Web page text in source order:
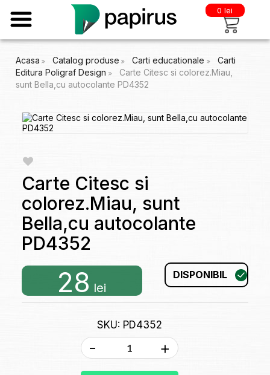
0 lei
Acasa Catalog produse Carti educationale
Carti
Editura Poligraf Design
Carte Citesc si colorez.Miau,
sunt Bella,cu autocolante PD4352
Carte Citesc si
colorez.Miau, sunt
Bella,cu autocolante
PD4352
28 lei
DISPONIBIL
SKU: PD4352
- +